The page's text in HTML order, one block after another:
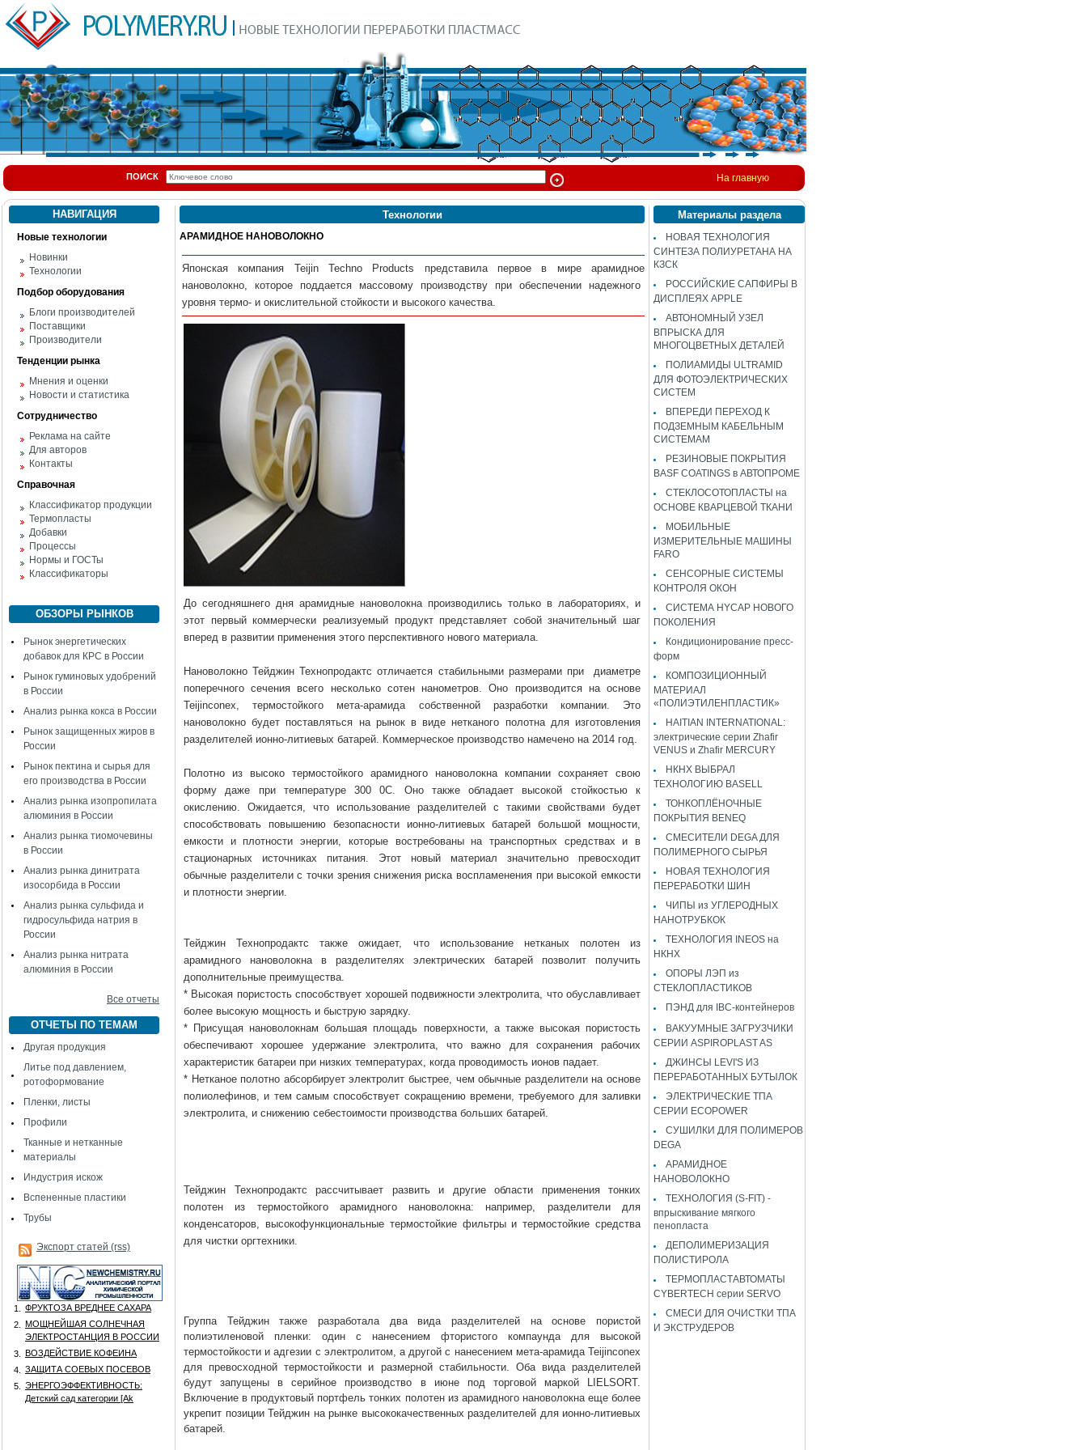
ПОИСК На главную
НАВИГАЦИЯ
Новые технологии
Новинки
Технологии
Подбор оборудования
Блоги производителей
Поставщики
Производители
Тенденции рынка
Мнения и оценки
Новости и статистика
Сотрудничество
Реклама на сайте
Для авторов
Контакты
Справочная
Классификатор продукции
Термопласты
Добавки
Процессы
Нормы и ГОСТы
Классификаторы
ОБЗОРЫ РЫНКОВ
Рынок энергетических
добавок для КРС в России
Рынок гуминовых удобрений
в России
Анализ рынка кокса в России
Рынок защищенных жиров в
России
Рынок пектина и сырья для
его производства в России
Анализ рынка изопропилата
алюминия в России
Анализ рынка тиомочевины
в России
Анализ рынка динитрата
изосорбида в России
Анализ рынка сульфида и
гидросульфида натрия в
России
Анализ рынка нитрата
алюминия в России
Все отчеты
ОТЧЕТЫ ПО ТЕМАМ
Другая продукция
Литье под давлением,
ротоформование
Пленки, листы
Профили
Тканные и нетканные
материалы
Индустрия искож
Вспененные пластики
Трубы
Экспорт статей (rss)
1.
ФРУКТОЗА ВРЕДНЕЕ САХАРА
2.
МОЩНЕЙШАЯ СОЛНЕЧНАЯ
ЭЛЕКТРОСТАНЦИЯ В РОССИИ
3.
ВОЗДЕЙСТВИЕ КОФЕИНА
4.
ЗАЩИТА СОЕВЫХ ПОСЕВОВ
5.
ЭНЕРГОЭФФЕКТИВНОСТЬ:
Детский сад категории [Аk
Технологии
АРАМИДНОЕ НАНОВОЛОКНО
Японская компания Teijin Techno Products представила первое в мире арамидное
нановолокно, которое поддается массовому производству при обеспечении надежного
уровня термо- и окислительной стойкости и высокого качества.
До сегодняшнего дня арамидные нановолокна производились только в лабораториях, и
этот первый коммерчески реализуемый продукт представляет собой значительный шаг
вперед в развитии применения этого перспективного нового материала.
Нановолокно Тейджин Технопродактс отличается стабильными размерами при диаметре
поперечного сечения всего несколько сотен нанометров. Оно производится на основе
Teijinconex, термостойкого мета-арамида собственной разработки компании. Это
нановолокно будет поставляться на рынок в виде нетканого полотна для изготовления
разделителей ионно-литиевых батарей. Коммерческое производство намечено на 2014 год.
Полотно из высоко термостойкого арамидного нановолокна компании сохраняет свою
форму даже при температуре 300 0С. Оно также обладает высокой стойкостью к
окислению. Ожидается, что использование разделителей с такими свойствами будет
способствовать повышению безопасности ионно-литиевых батарей большой мощности,
емкости и плотности энергии, которые востребованы на транспортных средствах и в
стационарных источниках питания. Этот новый материал значительно превосходит
обычные разделители с точки зрения снижения риска воспламенения при высокой емкости
и плотности энергии.
Тейджин Технопродактс также ожидает, что использование нетканых полотен из
арамидного нановолокна в разделителях электрических батарей позволит получить
дополнительные преимущества.
* Высокая пористость способствует хорошей подвижности электролита, что обуславливает
более высокую мощность и быструю зарядку.
* Присущая нановолокнам большая площадь поверхности, а также высокая пористость
обеспечивают хорошее удержание электролита, что важно для сохранения рабочих
характеристик батареи при низких температурах, когда проводимость ионов падает.
* Нетканое полотно абсорбирует электролит быстрее, чем обычные разделители на основе
полиолефинов, и тем самым способствует сокращению времени, требуемого для заливки
электролита, и снижению себестоимости производства больших батарей.
Тейджин Технопродактс рассчитывает развить и другие области применения тонких
полотен из термостойкого арамидного нановолокна: например, разделители для
конденсаторов, высокофункциональные термостойкие фильтры и термостойкие средства
для чистки оргтехники.
Группа Тейджин также разработала два вида разделителей на основе пористой
полиэтиленовой пленки: один с нанесением фтористого компаунда для высокой
термостойкости и адгезии с электролитом, а другой с нанесением мета-арамида Teijinconex
для превосходной термостойкости и размерной стабильности. Оба вида разделителей
будут запущены в серийное производство в июне под торговой маркой LIELSORT.
Включение в продуктовый портфель тонких полотен из арамидного нановолокна еще более
укрепит позиции Тейджин на рынке высококачественных разделителей для ионно-литиевых
батарей.
Материалы раздела
НОВАЯ ТЕХНОЛОГИЯ
СИНТЕЗА ПОЛИУРЕТАНА НА
КЗСК
РОССИЙСКИЕ САПФИРЫ В
ДИСПЛЕЯХ APPLE
АВТОНОМНЫЙ УЗЕЛ
ВПРЫСКА ДЛЯ
МНОГОЦВЕТНЫХ ДЕТАЛЕЙ
ПОЛИАМИДЫ ULTRAMID
ДЛЯ ФОТОЭЛЕКТРИЧЕСКИХ
СИСТЕМ
ВПЕРЕДИ ПЕРЕХОД К
ПОДЗЕМНЫМ КАБЕЛЬНЫМ
СИСТЕМАМ
РЕЗИНОВЫЕ ПОКРЫТИЯ
BASF COATINGS в АВТОПРОМЕ
СТЕКЛОСОТОПЛАСТЫ на
ОСНОВЕ КВАРЦЕВОЙ ТКАНИ
МОБИЛЬНЫЕ
ИЗМЕРИТЕЛЬНЫЕ МАШИНЫ
FARO
СЕНСОРНЫЕ СИСТЕМЫ
КОНТРОЛЯ ОКОН
СИСТЕМА HYCAP НОВОГО
ПОКОЛЕНИЯ
Кондиционирование пресс-
форм
КОМПОЗИЦИОННЫЙ
МАТЕРИАЛ
«ПОЛИЭТИЛЕНПЛАСТИК»
HAITIAN INTERNATIONAL:
электрические серии Zhafir
VENUS и Zhafir MERCURY
НКНХ ВЫБРАЛ
ТЕХНОЛОГИЮ BASELL
ТОНКОПЛЁНОЧНЫЕ
ПОКРЫТИЯ BENEQ
СМЕСИТЕЛИ DEGA ДЛЯ
ПОЛИМЕРНОГО СЫРЬЯ
НОВАЯ ТЕХНОЛОГИЯ
ПЕРЕРАБОТКИ ШИН
ЧИПЫ из УГЛЕРОДНЫХ
НАНОТРУБКОК
ТЕХНОЛОГИЯ INEOS на
НКНХ
ОПОРЫ ЛЭП из
СТЕКЛОПЛАСТИКОВ
ПЭНД для IBC-контейнеров
ВАКУУМНЫЕ ЗАГРУЗЧИКИ
СЕРИИ ASPIROPLAST AS
ДЖИНСЫ LEVI'S ИЗ
ПЕРЕРАБОТАННЫХ БУТЫЛОК
ЭЛЕКТРИЧЕСКИЕ ТПА
СЕРИИ ECOPOWER
СУШИЛКИ ДЛЯ ПОЛИМЕРОВ
DEGA
АРАМИДНОЕ
НАНОВОЛОКНО
ТЕХНОЛОГИЯ (S-FIT) -
впрыскивание мягкого
пенопласта
ДЕПОЛИМЕРИЗАЦИЯ
ПОЛИСТИРОЛА
ТЕРМОПЛАСТАВТОМАТЫ
CYBERTECH серии SERVO
СМЕСИ ДЛЯ ОЧИСТКИ ТПА
И ЭКСТРУДЕРОВ